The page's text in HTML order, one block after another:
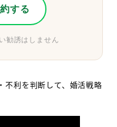
する
勧誘はしません
不利を判断して、婚活戦略